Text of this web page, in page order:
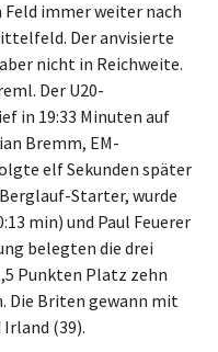
immer weiter nach
Der anvisierte
nicht in Reichweite.
Der U20-
in 19:33 Minuten auf
Bremm, EM-
elf Sekunden später
Starter, wurde
min) und Paul Feuerer
belegten die drei
Punkten Platz zehn
Die Briten gewann mit
(39).